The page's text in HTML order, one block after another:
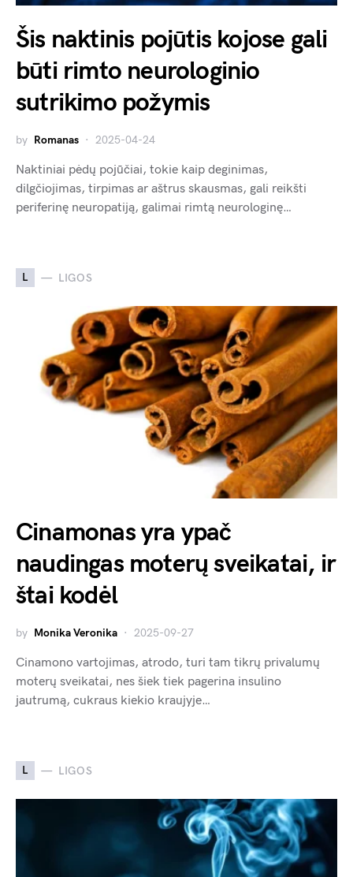
Šis naktinis pojūtis kojose gali
būti rimto neurologinio
sutrikimo požymis
by Romanas 2025-04-24
Naktiniai pėdų pojūčiai, tokie kaip deginimas,
dilgčiojimas, tirpimas ar aštrus skausmas, gali reikšti
periferinę neuropatiją, galimai rimtą neurologinę…
L LIGOS
Cinamonas yra ypač
naudingas moterų sveikatai, ir
štai kodėl
by Monika Veronika 2025-09-27
Cinamono vartojimas, atrodo, turi tam tikrų privalumų
moterų sveikatai, nes šiek tiek pagerina insulino
jautrumą, cukraus kiekio kraujyje…
L LIGOS